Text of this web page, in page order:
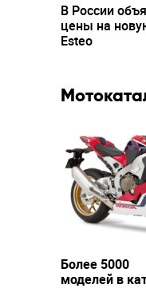
В России
цены на
Esteo
Более 5000
моделей в